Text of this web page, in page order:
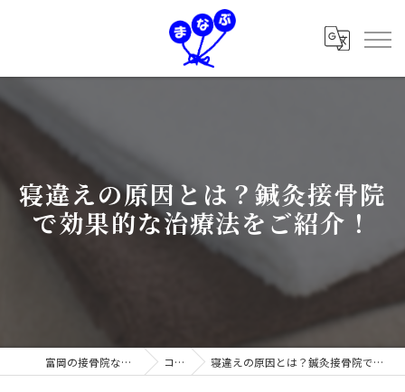
寝違えの原因とは？鍼灸接骨院
で効果的な治療法をご紹介！
富岡の接骨院なら学鍼灸接骨院 コラム 寝違えの原因とは？鍼灸接骨院で効果的な治療法をご紹介！